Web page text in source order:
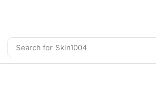
Search for Skin1004